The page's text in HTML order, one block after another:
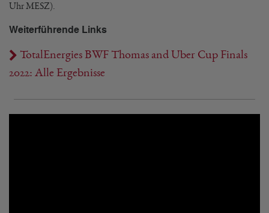
Uhr MESZ).
Weiterführende Links
TotalEnergies BWF Thomas and Uber Cup Finals
2022: Alle Ergebnisse